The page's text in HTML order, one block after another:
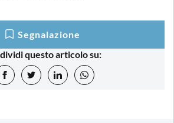
Segnalazione
questo articolo su: